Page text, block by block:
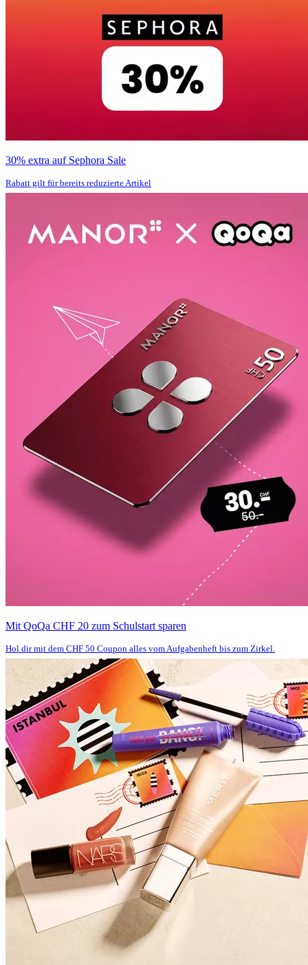
30% extra auf Sephora Sale
Rabatt gilt für bereits reduzierte Artikel
Mit QoQa CHF 20 zum Schulstart sparen
Hol dir mit dem CHF 50 Coupon alles vom Aufgabenheft bis zum Zirkel.